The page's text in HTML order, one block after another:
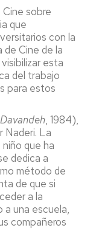
sobre
que
con la
de Cine de la
esta
del trabajo
para estos
Davandeh, 1984),
Naderi. La
que ha
dedica a
método de
de que si
a la
a una escuela,
compañeros